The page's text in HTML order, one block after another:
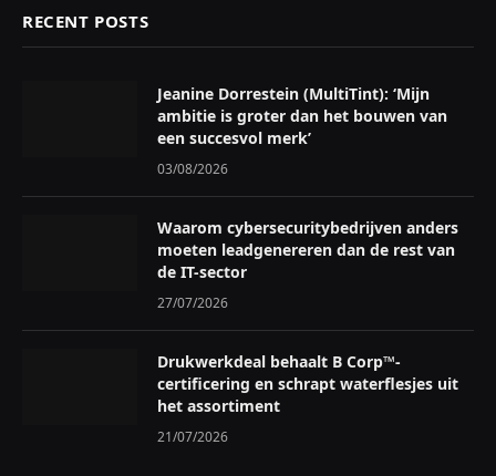
RECENT POSTS
Jeanine Dorrestein (MultiTint): ‘Mijn
ambitie is groter dan het bouwen van
een succesvol merk’
03/08/2026
Waarom cybersecuritybedrijven anders
moeten leadgenereren dan de rest van
de IT-sector
27/07/2026
Drukwerkdeal behaalt B Corp™-
certificering en schrapt waterflesjes uit
het assortiment
21/07/2026